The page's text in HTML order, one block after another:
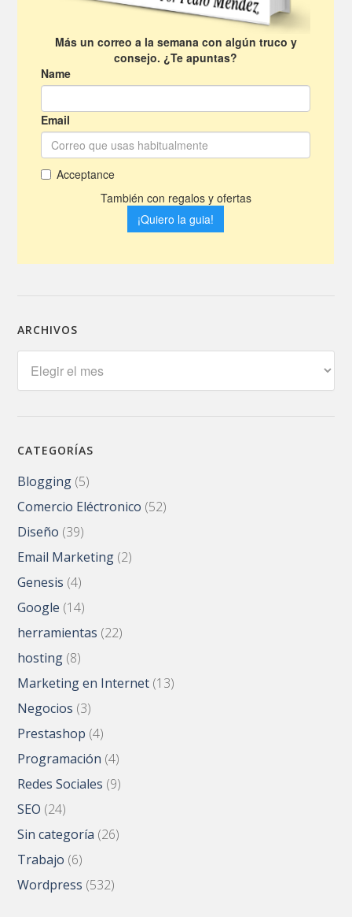
ARCHIVOS
CATEGORÍAS
Blogging (5)
Comercio Eléctronico (52)
Diseño (39)
Email Marketing (2)
Genesis (4)
Google (14)
herramientas (22)
hosting (8)
Marketing en Internet (13)
Negocios (3)
Prestashop (4)
Programación (4)
Redes Sociales (9)
SEO (24)
Sin categoría (26)
Trabajo (6)
Wordpress (532)